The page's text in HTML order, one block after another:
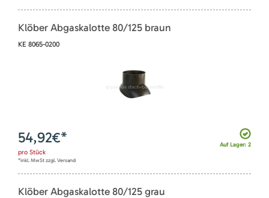
Klöber Abgaskalotte 80/125 braun
KE 8065-0200
Auf Lager: 2
54,92€*
pro Stück
*inkl. MwSt zzgl. Versand
Klöber Abgaskalotte 80/125 grau